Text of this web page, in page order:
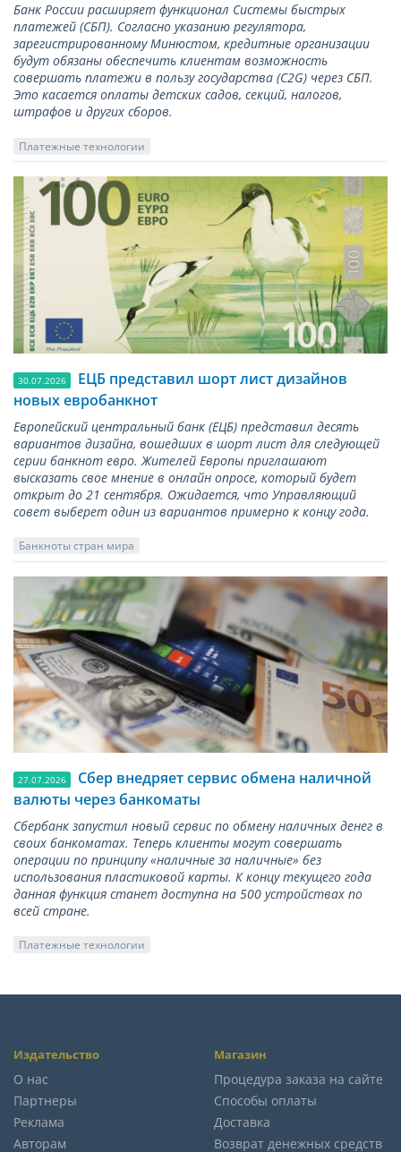
Банк России расширяет функционал Системы быстрых
платежей (СБП). Согласно указанию регулятора,
зарегистрированному Минюстом, кредитные организации
будут обязаны обеспечить клиентам возможность
совершать платежи в пользу государства (С2G) через СБП.
Это касается оплаты детских садов, секций, налогов,
штрафов и других сборов.
Платежные технологии
30.07.2026
ЕЦБ представил шорт лист дизайнов
новых евробанкнот
Европейский центральный банк (ЕЦБ) представил десять
вариантов дизайна, вошедших в шорт лист для следующей
серии банкнот евро. Жителей Европы приглашают
высказать свое мнение в онлайн опросе, который будет
открыт до 21 сентября. Ожидается, что Управляющий
совет выберет один из вариантов примерно к концу года.
Банкноты стран мира
27.07.2026
Сбер внедряет сервис обмена наличной
валюты через банкоматы
Сбербанк запустил новый сервис по обмену наличных денег в
своих банкоматах. Теперь клиенты могут совершать
операции по принципу «наличные за наличные» без
использования пластиковой карты. К концу текущего года
данная функция станет доступна на 500 устройствах по
всей стране.
Платежные технологии
Издательство
О нас
Партнеры
Реклама
Авторам
Магазин
Процедура заказа на сайте
Способы оплаты
Доставка
Возврат денежных средств